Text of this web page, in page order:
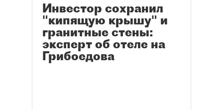
Инвестор сохранил
"кипящую крышу" и
гранитные стены:
эксперт об отеле на
Грибоедова